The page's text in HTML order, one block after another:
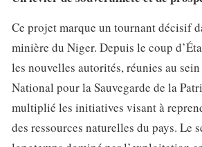
Ce projet marque un tournant décisif
minière du Niger. Depuis le coup
les nouvelles autorités, réunies au
National pour la Sauvegarde de la
multiplié les initiatives visant à
des ressources naturelles du pays. Le